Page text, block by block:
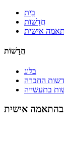
בַּיִת
חֲדָשׁוֹת
חֲדָשׁוֹת
בלוג
החברה
בתעשייה